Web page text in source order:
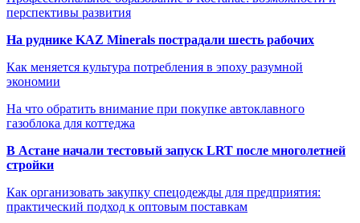
перспективы развития
На руднике KAZ Minerals пострадали шесть рабочих
Как меняется культура потребления в эпоху разумной
экономии
На что обратить внимание при покупке автоклавного
газоблока для коттеджа
В Астане начали тестовый запуск LRT после многолетней
стройки
Как организовать закупку спецодежды для предприятия:
практический подход к оптовым поставкам